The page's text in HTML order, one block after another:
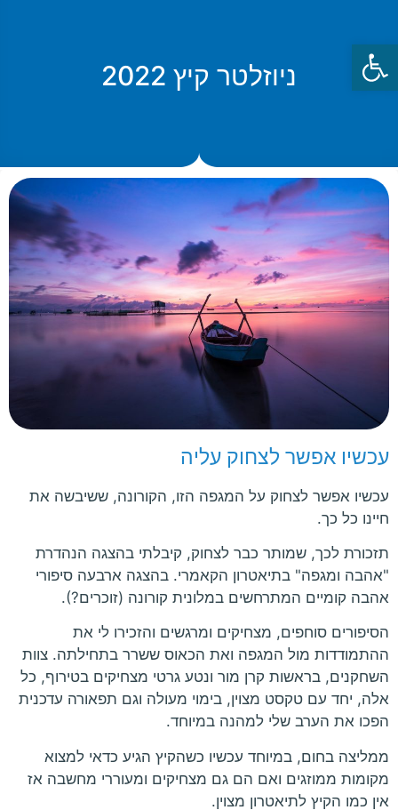
פתח סרגל נגישות
ניוזלטר קיץ 2022
עכשיו אפשר לצחוק עליה
עכשיו אפשר לצחוק על המגפה הזו, הקורונה, ששיבשה את
חיינו כל כך.
תזכורת לכך, שמותר כבר לצחוק, קיבלתי בהצגה הנהדרת
"אהבה ומגפה" בתיאטרון הקאמרי. בהצגה ארבעה סיפורי
אהבה קומיים המתרחשים במלונית קורונה (זוכרים?).
הסיפורים סוחפים, מצחיקים ומרגשים והזכירו לי את
ההתמודדות מול המגפה ואת הכאוס ששרר בתחילתה. צוות
השחקנים, בראשות קרן מור ונטע גרטי מצחיקים בטירוף, כל
אלה, יחד עם טקסט מצוין, בימוי מעולה וגם תפאורה עדכנית
הפכו את הערב שלי למהנה במיוחד.
ממליצה בחום, במיוחד עכשיו כשהקיץ הגיע כדאי למצוא
מקומות ממוזגים ואם הם גם מצחיקים ומעוררי מחשבה אז
אין כמו הקיץ לתיאטרון מצוין.